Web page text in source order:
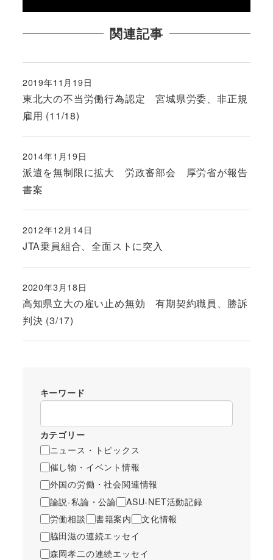
関連記事
東北大の不当労働行為認定 宮城県労委、非正規
雇用 (11/18)
投稿日
2019年11月19日
派遣を無制限に拡大 労政審部会 厚労省が報告
書案
投稿日
2014年1月19日
JTA乗員組合、全面ストに突入
投稿日
2012年12月14日
高知県立大の雇い止め無効 有期契約職員、勝訴
判決 (3/17)
投稿日
2020年3月18日
キーワード
カテゴリー
ニュース・トピックス
催し物・イベント情報
外国の労働・社会関連情報
論説-私論・公論
ASU-NET活動記録
労働相談
書籍案内
文化情報
脇田滋の連続エッセイ
森岡孝二の連続エッセイ